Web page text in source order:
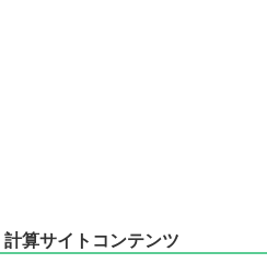
計算サイトコンテンツ